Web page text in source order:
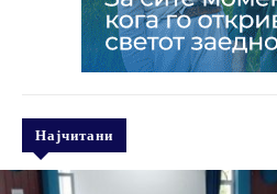
Најчитани